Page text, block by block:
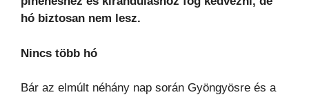
hó biztosan nem lesz.
Nincs több hó
Bár az elmúlt néhány nap során Gyöngyösre és a